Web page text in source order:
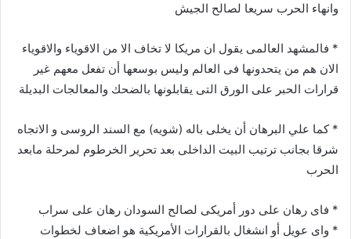
وانهاء الحرب سريعا لصالح الجيش
* فالمشهد العالمى يقول ان مريكا لا تخاف الا من الاقوياء والاقوياء
الان هم من يتحدونها فى العالم وليس بوسعها أن تفعل معهم غير
قرارات الحبر على الورق التى يقابلونها بالضحك والمعالجات البديلة
* كما علي البرهان أن يخلى باله (شويه) مع السند الروسى و الاتجاه
شرقا بجانب ترتيب البيت الداخلى بعد تحرير الخرطوم لمرحلة مابعد
الحرب
* فاى رهان على دور أمريكى لصالح السودان رهان على سراب
* واى عويل أو انشغال بالقرارات الأمريكية هو اضعاف لخطوات